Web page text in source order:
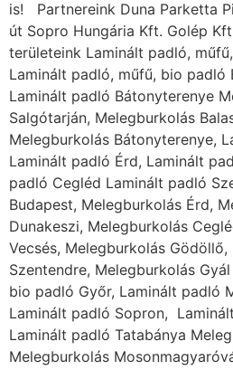
is! Partnereink Duna Parketta
út Sopro Hungária Kft. Golép
területeink Laminált padló,
Laminált padló, műfű, bio padló
Laminált padló Bátonyterenye
Salgótarján, Melegburkolás
Melegburkolás Bátonyterenye,
Laminált padló Érd, Laminált
padló Cegléd Laminált padló
Budapest, Melegburkolás Érd,
Dunakeszi, Melegburkolás
Vecsés, Melegburkolás
Szentendre, Melegburkolás
bio padló Győr, Laminált padló
Laminált padló Sopron,
Laminált padló Tatabánya
Melegburkolás